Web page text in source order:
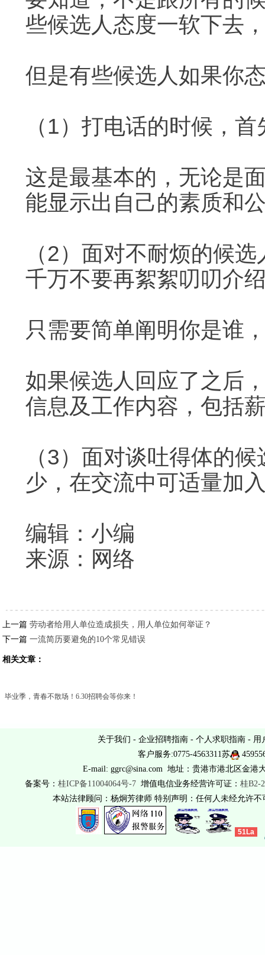
些候选人态度一软下去
但是有些候选人如果你
（1）打电话的时候，
这是最基本的，无论是
能显示出自己的素质和
（2）面对不耐烦的候
千万不要再絮絮叨叨介
只需要简单阐明你是谁
如果候选人回应了之后
信息及工作内容，包括
（3）面对谈吐得体的
少，在交流中可适量加
编辑：小编
来源：网络
上一篇 劳动者给用人单位造成损失，用人单位如何举证？
下一篇 一流简历要避免的10个常见错误
相关文章：
毕业季，青春不散场！6.30招聘会等你来！
关于我们 - 企业招聘指南 - 个人求职指南 - 用
客户服务:0775-4563311苏
E-mail: ggrc@sina.com 地址：贵港市港北区金港
备案号： 桂ICP备11004064号-7增值电信业务经营许可证： 桂B2-
本站法律顾问：杨炯芳律师 特别声明：任何人未经允许
51La